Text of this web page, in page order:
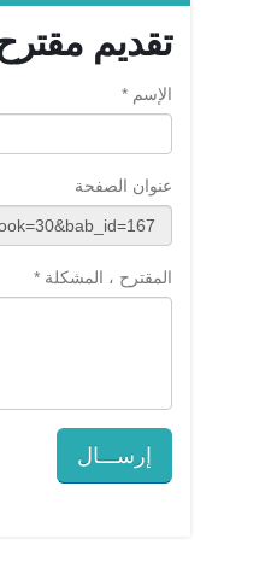
تقديم
الإسم *
عنوان الصفحة
المقترح ، المشكلة *